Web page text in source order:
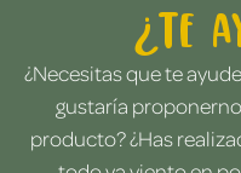
¿Te
¿Necesitas que te
gustaría
producto? ¿Has